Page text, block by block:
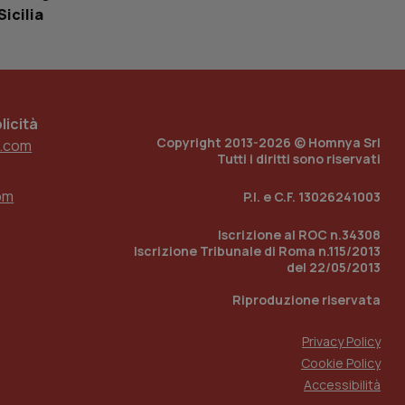
Copyright 2013-2026 © Homnya Srl
Tutti i diritti sono riservati
P.I. e C.F. 13026241003
Iscrizione al ROC n.34308
Iscrizione Tribunale di Roma n.115/2013
del 22/05/2013
Riproduzione riservata
Privacy Policy
Cookie Policy
Accessibilità
di
la gestione
dell’esperienza
per abilitare il
con identity